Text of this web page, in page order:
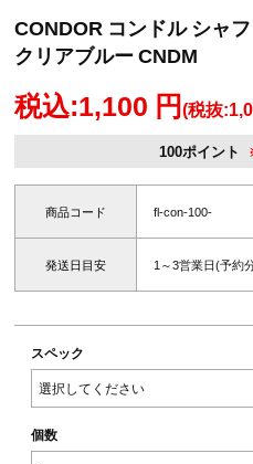
CONDOR コンドル シャ
クリアブルー CNDM
税込:1,100 円(税抜
100ポイント
商品コード fl-con-100-
発送日目安 1～3営業日(予約
スペック
個数